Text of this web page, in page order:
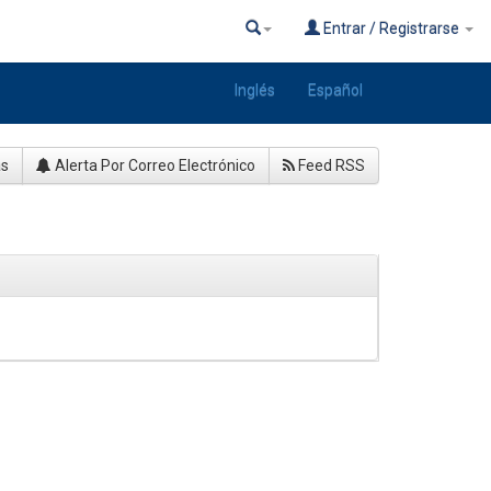
Entrar / Registrarse
Inglés Español
Alerta Por Correo Electrónico Feed RSS